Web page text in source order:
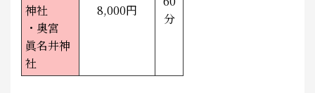
神社
・奥宮
眞名井神
社
8,000円
分